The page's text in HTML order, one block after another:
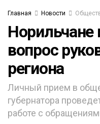
Главная Новости
Норильчане
вопрос
региона
Личный прием в
губернатора
работе с